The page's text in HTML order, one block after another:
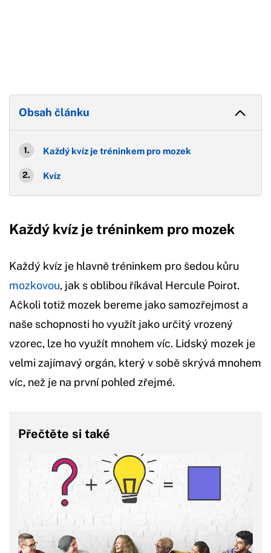
Obsah článku
Každý kvíz je tréninkem pro mozek
Kvíz
Každý kvíz je tréninkem pro mozek
Každý kvíz je hlavně tréninkem pro šedou kůru
mozkovou, jak s oblibou říkával Hercule Poirot.
Ačkoli totiž mozek bereme jako samozřejmost a
naše schopnosti ho využít jako určitý vrozený
vzorec, lze ho využít mnohem víc. Lidský mozek je
velmi zajímavý orgán, který v sobě skrývá mnohem
víc, než je na první pohled zřejmé.
Přečtěte si také